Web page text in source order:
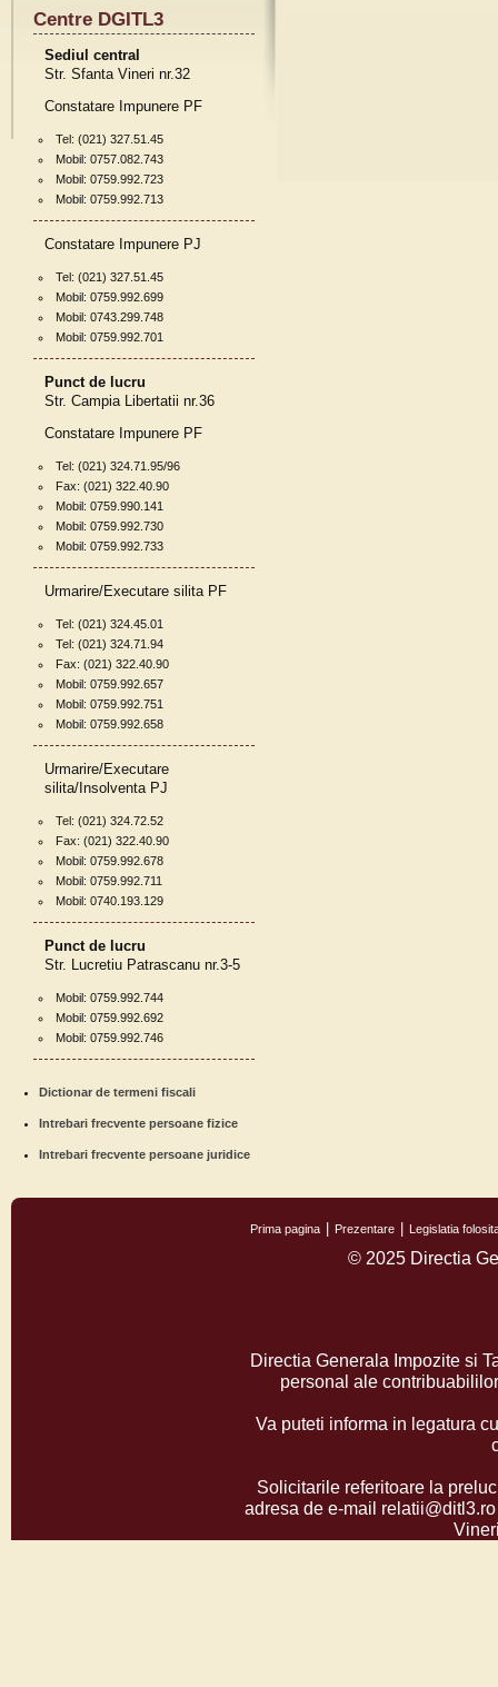
Centre DGITL3
Sediul central
Str. Sfanta Vineri nr.32
Constatare Impunere PF
Tel: (021) 327.51.45
Mobil: 0757.082.743
Mobil: 0759.992.723
Mobil: 0759.992.713
Constatare Impunere PJ
Tel: (021) 327.51.45
Mobil: 0759.992.699
Mobil: 0743.299.748
Mobil: 0759.992.701
Punct de lucru
Str. Campia Libertatii nr.36
Constatare Impunere PF
Tel: (021) 324.71.95/96
Fax: (021) 322.40.90
Mobil: 0759.990.141
Mobil: 0759.992.730
Mobil: 0759.992.733
Urmarire/Executare silita PF
Tel: (021) 324.45.01
Tel: (021) 324.71.94
Fax: (021) 322.40.90
Mobil: 0759.992.657
Mobil: 0759.992.751
Mobil: 0759.992.658
Urmarire/Executare
silita/Insolventa PJ
Tel: (021) 324.72.52
Fax: (021) 322.40.90
Mobil: 0759.992.678
Mobil: 0759.992.711
Mobil: 0740.193.129
Punct de lucru
Str. Lucretiu Patrascanu nr.3-5
Mobil: 0759.992.744
Mobil: 0759.992.692
Mobil: 0759.992.746
Dictionar de termeni fiscali
Intrebari frecvente persoane fizice
Intrebari frecvente persoane juridice
Prima pagina Prezentare Legislatia
© 2025 Directia
Directia Generala Impozite si
personal ale
Va puteti informa in legatura
Solicitarile referitoare la
adresa de e-mail